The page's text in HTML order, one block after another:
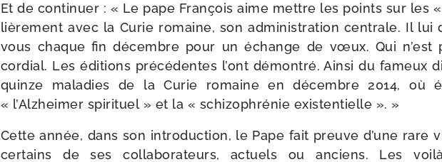
Et de conti­nuer : « Le pape François aime mettre les points sur les
liè­re­ment avec la Curie romaine, son admi­nis­tra­tion cen­trale. Il lui
vous chaque fin décembre pour un échange de vœux. Qui n’est
cor­dial. Les édi­tions pré­cé­dentes l’ont démon­tré. Ainsi du fameux
quinze mala­dies de la Curie romaine en décembre 2014, où
« l’Alzheimer spi­ri­tuel » et la « schi­zo­phré­nie existentielle ». »
Cette année, dans son intro­duc­tion, le Pape fait preuve d’une rare
cer­tains de ses col­la­bo­ra­teurs, actuels ou anciens. Les